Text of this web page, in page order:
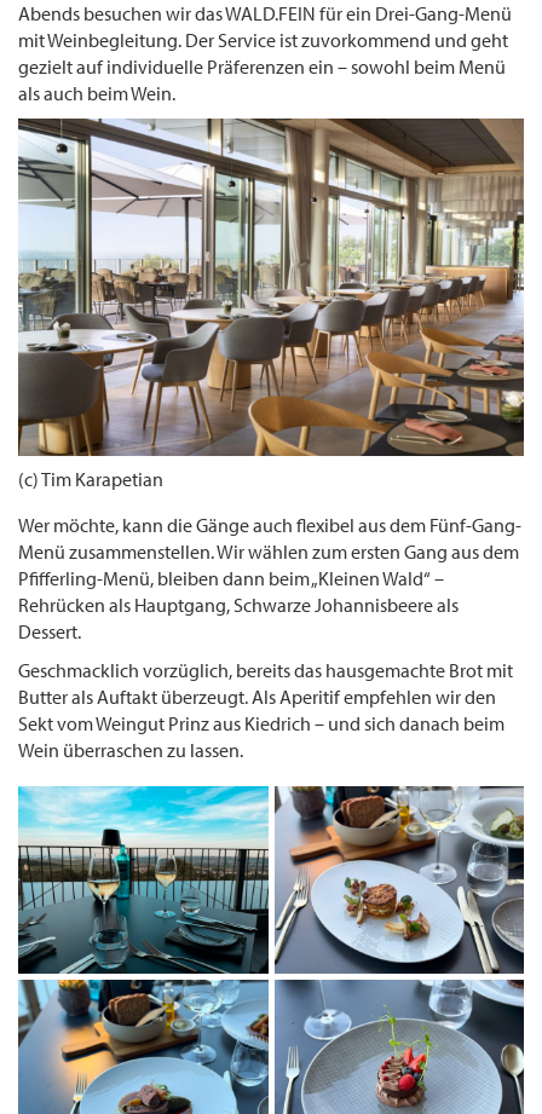
Abends besuchen wir das WALD.FEIN für ein Drei-Gang-Menü
mit Weinbegleitung. Der Service ist zuvorkommend und geht
gezielt auf individuelle Präferenzen ein – sowohl beim Menü
als auch beim Wein.
(c) Tim Karapetian
Wer möchte, kann die Gänge auch flexibel aus dem Fünf-Gang-
Menü zusammenstellen. Wir wählen zum ersten Gang aus dem
Pfifferling-Menü, bleiben dann beim „Kleinen Wald“ –
Rehrücken als Hauptgang, Schwarze Johannisbeere als
Dessert.
Geschmacklich vorzüglich, bereits das hausgemachte Brot mit
Butter als Auftakt überzeugt. Als Aperitif empfehlen wir den
Sekt vom Weingut Prinz aus Kiedrich – und sich danach beim
Wein überraschen zu lassen.